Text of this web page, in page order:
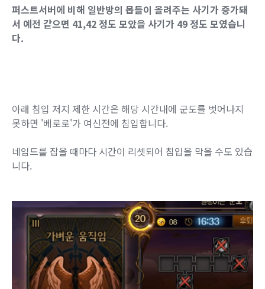
퍼스트서버에 비해 일반방의 몹들이 올려주는 사기가 증가돼
서 예전 같으면 41,42 정도 모았을 사기가 49 정도 모였습니
다.
아래 침입 저지 제한 시간은 해당 시간내에 군도를 벗어나지
못하면 '베로로'가 여신전에 침입합니다.
네임드를 잡을 때마다 시간이 리셋되어 침입을 막을 수도 있습
니다.